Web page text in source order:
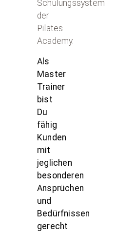
Schulungssystem
der
Pilates
Academy.
Als
Master
Trainer
bist
Du
fähig
Kunden
mit
jeglichen
besonderen
Ansprüchen
und
Bedürfnissen
gerecht